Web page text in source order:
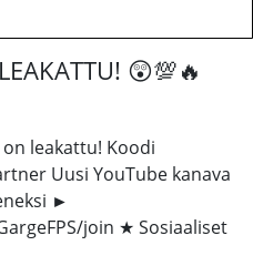
😲💯🔥
leakattu! Koodi
Uusi YouTube kanava
►
join ★ Sosiaaliset